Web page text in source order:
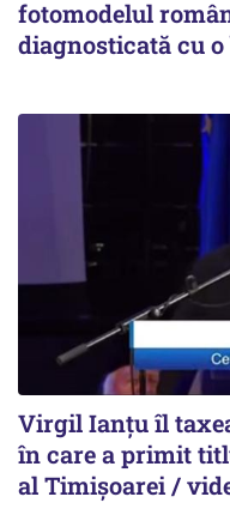
fotomodelul
diagnosticată cu
Virgil Ianțu îl
în care a primit
al Timișoarei /